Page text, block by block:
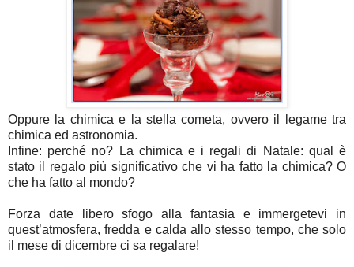
Oppure la chimica e la stella cometa, ovvero il legame tra
chimica ed astronomia.
Infine: perché no? La chimica e i regali di Natale: qual è
stato il regalo più significativo che vi ha fatto la chimica? O
che ha fatto al mondo?
Forza date libero sfogo alla fantasia e immergetevi in
quest’atmosfera, fredda e calda allo stesso tempo, che solo
il mese di dicembre ci sa regalare!